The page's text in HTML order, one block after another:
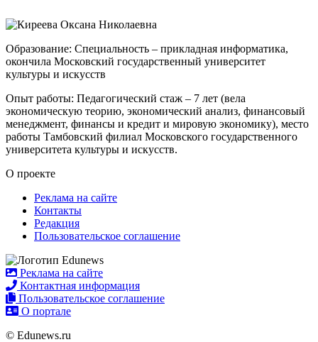
Образование: Специальность – прикладная информатика,
окончила Московский государственный университет
культуры и искусств
Опыт работы: Педагогический стаж – 7 лет (вела
экономическую теорию, экономический анализ, финансовый
менеджмент, финансы и кредит и мировую экономику), место
работы Тамбовский филиал Московского государственного
университета культуры и искусств.
О проекте
Реклама на сайте
Контакты
Редакция
Пользовательское соглашение
Реклама на сайте
Контактная информация
Пользовательское соглашение
О портале
© Edunews.ru